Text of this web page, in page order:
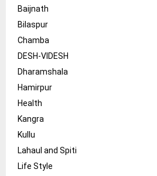
Baijnath
Bilaspur
Chamba
DESH-VIDESH
Dharamshala
Hamirpur
Health
Kangra
Kullu
Lahaul and Spiti
Life Style